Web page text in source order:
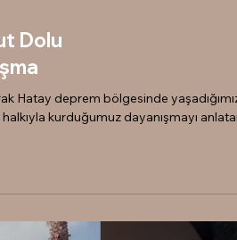
Dolu
Hatay deprem bölgesinde
kurduğumuz dayanışmayı